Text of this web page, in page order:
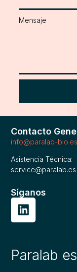
Mensaje
Contacto
info@paralab-bio.es
Asistencia Técnica:
service@paralab.es
Síganos
Paralab